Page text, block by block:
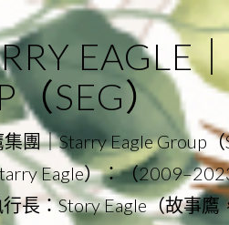
EAGLE
（SEG）
團｜Starry Eagle Group（
Eagle）：（
長：Story Eagle（故事鷹